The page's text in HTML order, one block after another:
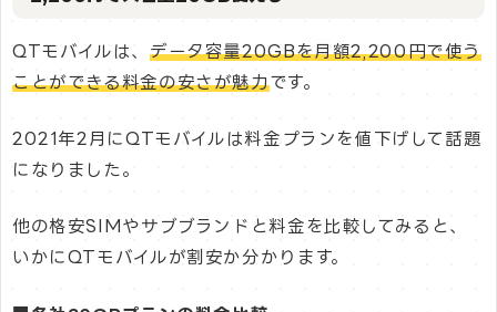
QTモバイルは、 データ容量20GBを月額2,200円で使う
ことができる料金の安さが魅力です。
2021年2月にQTモバイルは料金プランを値下げして話題
になりました。
他の格安SIMやサブブランドと料金を比較してみると、
いかにQTモバイルが割安か分かります。